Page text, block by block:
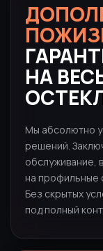
НА
Мы абсолютно
решений.
обслуживание,
на профильные
Без скрытых
под полный